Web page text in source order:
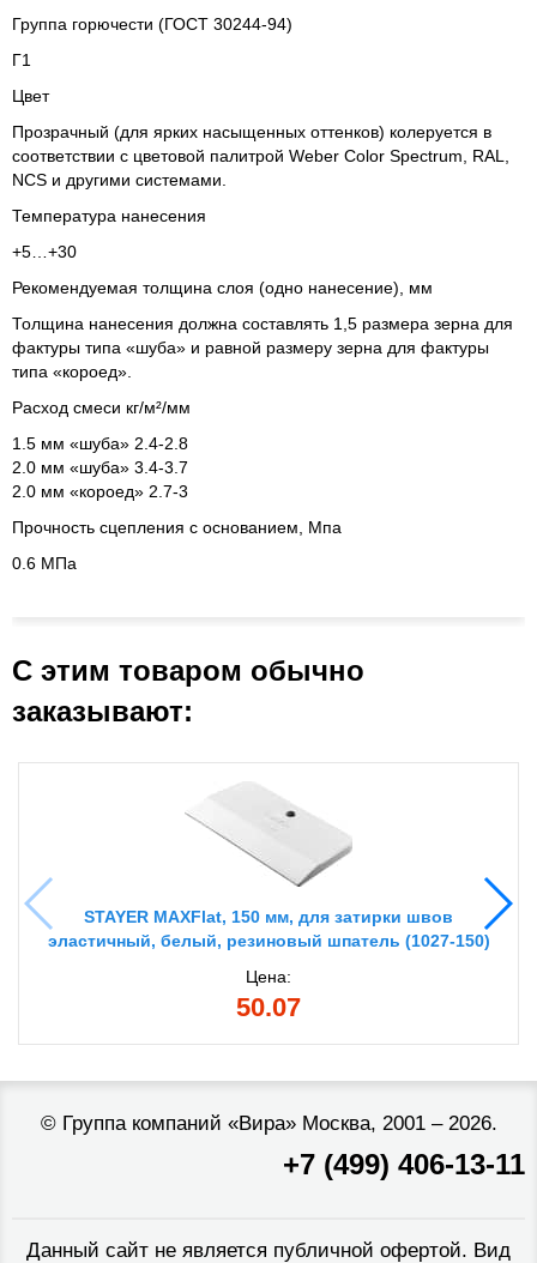
Группа горючести (ГОСТ 30244-94)
Г1
Цвет
Прозрачный (для ярких насыщенных оттенков) колеруется в
соответствии с цветовой палитрой Weber Color Spectrum, RAL,
NCS и другими системами.
Температура нанесения
+5…+30
Рекомендуемая толщина слоя (одно нанесение), мм
Толщина нанесения должна составлять 1,5 размера зерна для
фактуры типа «шуба» и равной размеру зерна для фактуры
типа «короед».
Расход смеси кг/м²/мм
1.5 мм «шуба» 2.4-2.8
2.0 мм «шуба» 3.4-3.7
2.0 мм «короед» 2.7-3
Прочность сцепления с основанием, Мпа
0.6 МПа
С этим товаром обычно
заказывают:
STAYER MAXFlat, 150 мм, для затирки швов
эластичный, белый, резиновый шпатель (1027-150)
Цена:
50.07
© Группа компаний «Вира»Москва, 2001 – 2026.
+7 (499) 406-13-11
Данный сайт не является публичной офертой. Вид